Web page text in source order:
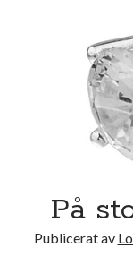
26
På
Publicerat av